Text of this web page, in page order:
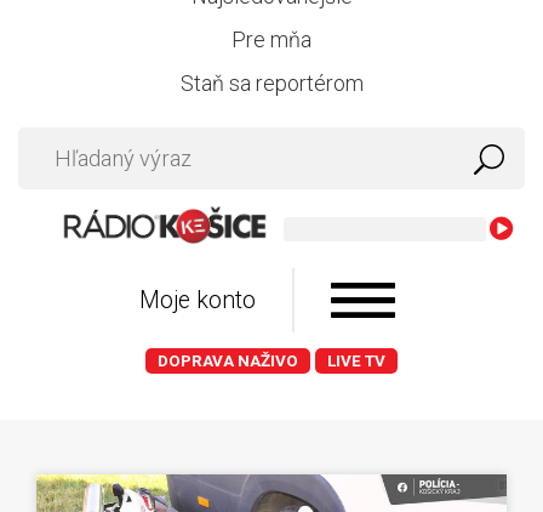
Pre mňa
Staň sa reportérom
Moje konto
DOPRAVA NAŽIVO LIVE TV